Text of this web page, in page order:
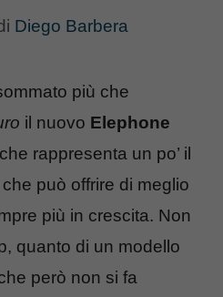
Diego Barbera
più che
il nuovo Elephone
che rappresenta un po’ il
può offrire di meglio
più in crescita. Non
quanto di un modello
però non si fa